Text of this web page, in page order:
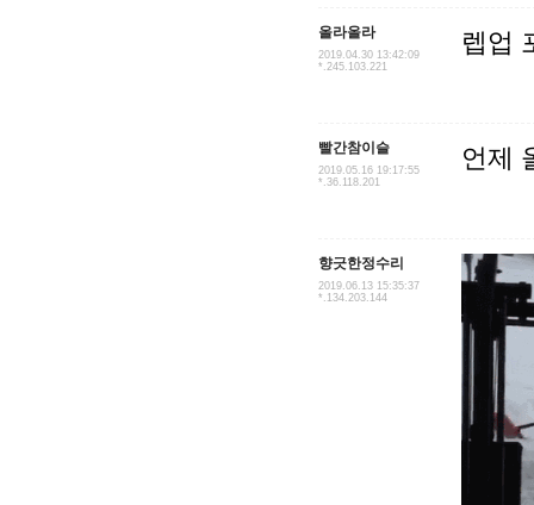
올라올라
2019.04.30 13:42:09
*.245.103.221
렙업
빨간참이슬
2019.05.16 19:17:55
*.36.118.201
언제
향긋한정수리
2019.06.13 15:35:37
*.134.203.144